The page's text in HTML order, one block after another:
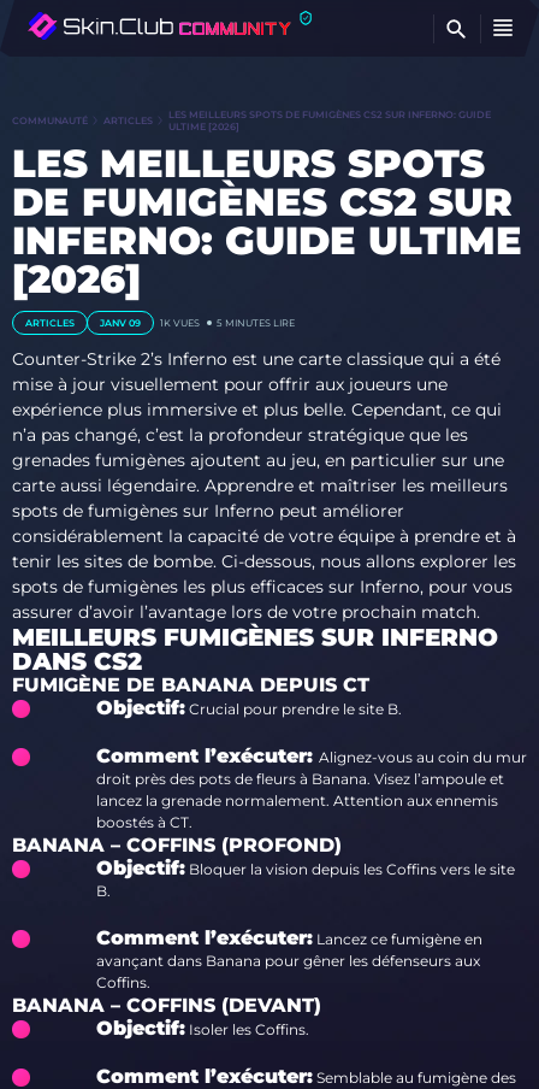
COMMUNAUTÉ ARTICLES
LES MEILLEURS SPOTS DE FUMIGÈNES CS2 SUR INFERNO: GUIDE
ULTIME [2026]
LES MEILLEURS SPOTS
DE FUMIGÈNES CS2 SUR
INFERNO: GUIDE ULTIME
[2026]
ARTICLES JANV 09 1K VUES 5 MINUTES LIRE
Counter-Strike 2’s Inferno est une carte classique qui a été
mise à jour visuellement pour offrir aux joueurs une
expérience plus immersive et plus belle. Cependant, ce qui
n’a pas changé, c’est la profondeur stratégique que les
grenades fumigènes ajoutent au jeu, en particulier sur une
carte aussi légendaire. Apprendre et maîtriser les meilleurs
spots de fumigènes sur Inferno peut améliorer
considérablement la capacité de votre équipe à prendre et à
tenir les sites de bombe. Ci-dessous, nous allons explorer les
spots de fumigènes les plus efficaces sur Inferno, pour vous
assurer d’avoir l’avantage lors de votre prochain match.
MEILLEURS FUMIGÈNES SUR INFERNO
DANS CS2
FUMIGÈNE DE BANANA DEPUIS CT
Objectif: Crucial pour prendre le site B.
Comment l’exécuter: Alignez-vous au coin du mur
droit près des pots de fleurs à Banana. Visez l’ampoule et
lancez la grenade normalement. Attention aux ennemis
boostés à CT.
BANANA – COFFINS (PROFOND)
Objectif: Bloquer la vision depuis les Coffins vers le site
B.
Comment l’exécuter: Lancez ce fumigène en
avançant dans Banana pour gêner les défenseurs aux
Coffins.
BANANA – COFFINS (DEVANT)
Objectif: Isoler les Coffins.
Comment l’exécuter: Semblable au fumigène des